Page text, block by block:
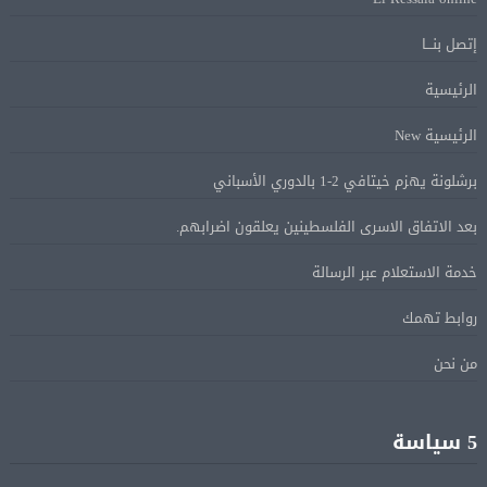
على روسيا لوقف الحرب بأوكرانيا
الإسرائيلية بالقدس.. ويطلق تحركا دوليا لوقفها
قاسية
الكامل مع اليونان في مواجهة تداعيات حرائق الغابات
الرئيس السيسى يستقبل ملك البحرين فى مطار العلمين
إتصل بنـــا
الرئيسية
الرئيسية New
برشلونة يهزم خيتافي 2-1 بالدوري الأسباني
بعد الاتفاق الاسرى الفلسطينين يعلقون اضرابهم.
خدمة الاستعلام عبر الرسالة
روابط تهمك
من نحن
5 سياسة